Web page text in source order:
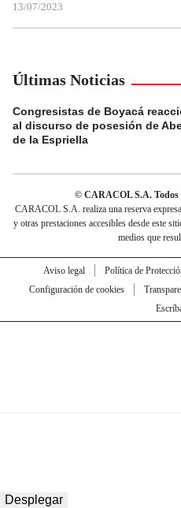
13/07/2023
Últimas Noticias
Congresistas de Boyacá
al discurso de posesión de
de la Espriella
© CARACOL S.A. Todos
CARACOL S.A. realiza una reserva
y otras prestaciones accesibles desde este
medios que
Aviso legal Política de
Configuración de cookies
Desplegar